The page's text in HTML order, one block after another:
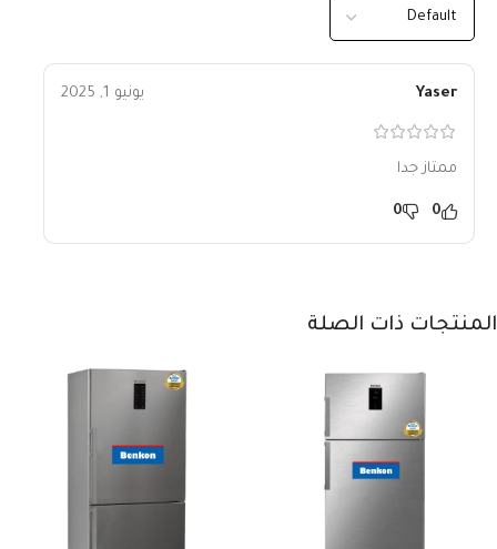
Yaser يونيو 1, 2025
ممتاز جدا
0
0
المنتجات ذات الصلة